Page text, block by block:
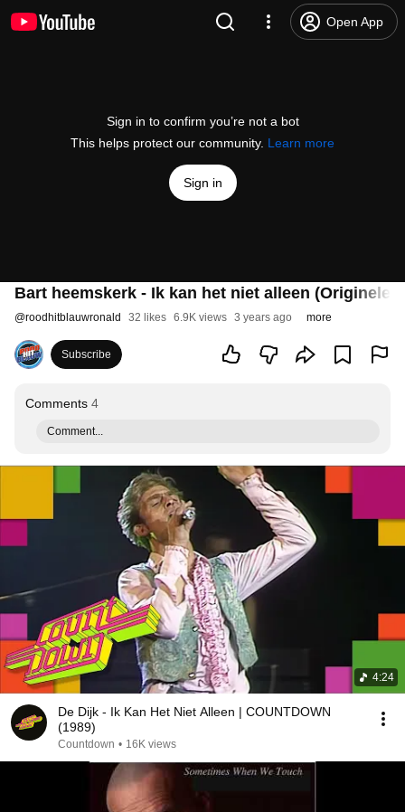
Open App
Sign in to confirm you’re not a bot
This helps protect our community. Learn more
Sign in
Bart heemskerk - Ik kan het niet alleen (Originele
@roodhitblauwronald 32 likes 6.9K views 3 years ago more
Subscribe
Comments 4
Comment...
4:24
De Dijk - Ik Kan Het Niet Alleen | COUNTDOWN
(1989)
Countdown • 16K views